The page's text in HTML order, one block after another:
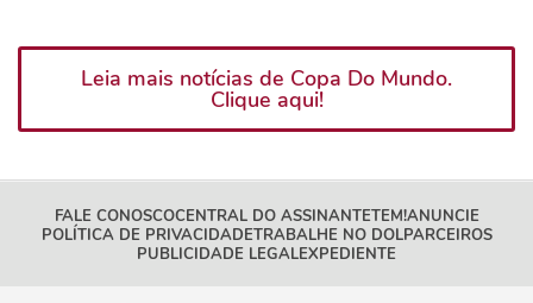
Leia mais notícias de Copa Do Mundo.
Clique aqui!
FALE CONOSCOCENTRAL DO ASSINANTETEM!ANUNCIE
POLÍTICA DE PRIVACIDADETRABALHE NO DOLPARCEIROS
PUBLICIDADE LEGALEXPEDIENTE